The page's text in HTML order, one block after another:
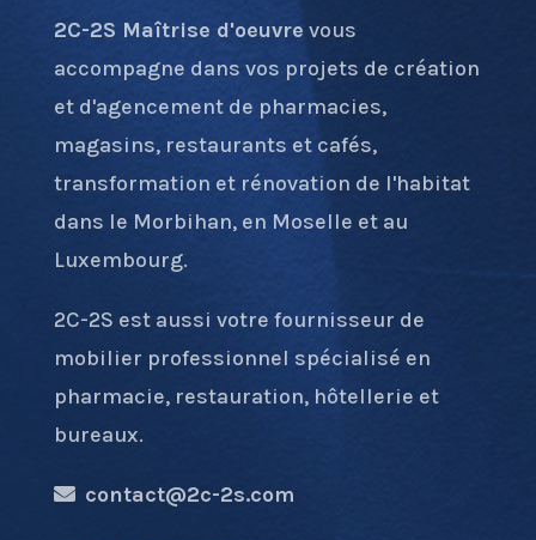
2C-2S Maîtrise d'oeuvre vous
accompagne dans vos projets de création
et d'agencement de pharmacies,
magasins, restaurants et cafés,
transformation et rénovation de l'habitat
dans le Morbihan, en Moselle et au
Luxembourg.
2C-2S est aussi votre fournisseur de
mobilier professionnel spécialisé en
pharmacie, restauration, hôtellerie et
bureaux.
contact@2c-2s.com